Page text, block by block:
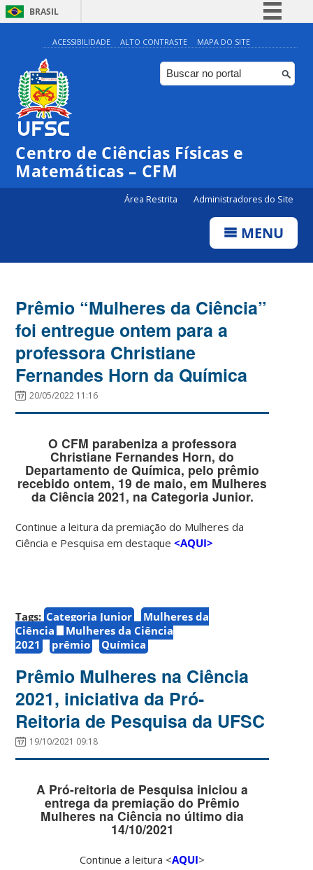
BRASIL
Simplifique!
Comunica BR
Participe
Canais
ACESSIBILIDADE ALTO CONTRASTE MAPA DO SITE
Centro de Ciências Físicas e
Matemáticas – CFM
Área Restrita Administradores do Site
MENU
Prêmio “Mulheres da Ciência”
foi entregue ontem para a
professora Christiane
Fernandes Horn da Química
20/05/2022 11:16
O CFM parabeniza a professora
Christiane Fernandes Horn, do
Departamento de Química, pelo prêmio
recebido ontem, 19 de maio, em Mulheres
da Ciência 2021, na Categoria Junior.
Continue a leitura da premiação do Mulheres da
Ciência e Pesquisa em destaque<AQUI>
Tags: Categoria Junior
Mulheres da
Ciência
Mulheres da Ciência
2021
prêmio Química
Prêmio Mulheres na Ciência
2021, iniciativa da Pró-
Reitoria de Pesquisa da UFSC
19/10/2021 09:18
A Pró-reitoria de Pesquisa iniciou a
entrega da premiação do Prêmio
Mulheres na Ciência no último dia
14/10/2021
Continue a leitura <AQUI>